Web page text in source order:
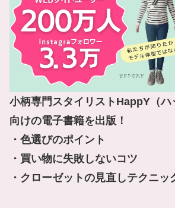
小柄専門スタイリストHappY（ハ
向けの電子書籍を出版！
・色選びのポイント
・買い物に失敗しないコツ
・クローゼットの見直しテクニッ